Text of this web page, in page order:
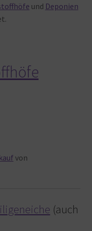
und Deponien
von
(auch